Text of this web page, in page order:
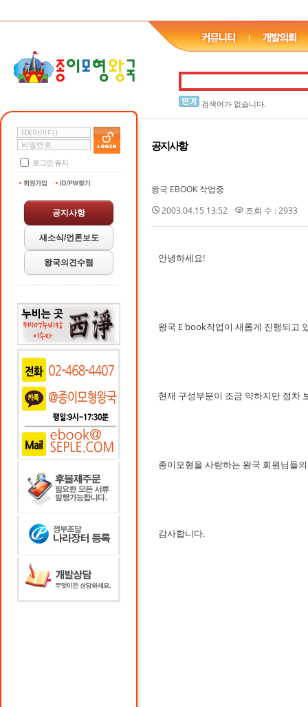
검색어가 없습니다.
로그인 유지
공지사항
새소식/언론보도
왕국의견수렴
공지사항
왕국 EBOOK 작업중
2003.04.15 13:52
조회 수 : 2933
안녕하세요!
왕국 E book작업이 새롭게 진행되고
현재 구성부분이 조금 약하지만 점차
종이모형을 사랑하는 왕국 회원님들
감사합니다.